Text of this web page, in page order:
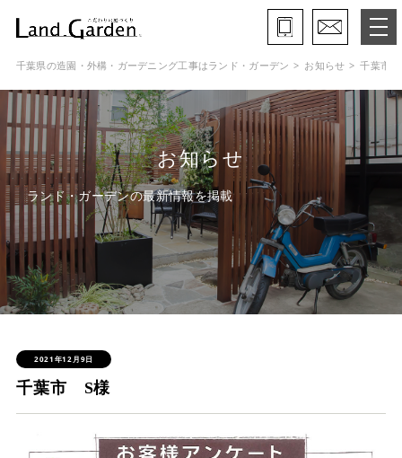
ランド・ガーデンとは
モデルガーデン
施工事例
保証と約束・ご理解いただきたい事
施工の流れ
よくある質問
会社概要
スタッフ紹介
千葉県の造園・外構・ガーデニング工事はランド・ガーデン お知らせ 千葉市
お知らせ
ランド・ガーデンの最新情報を掲載
2021年12月9日
千葉市 S様